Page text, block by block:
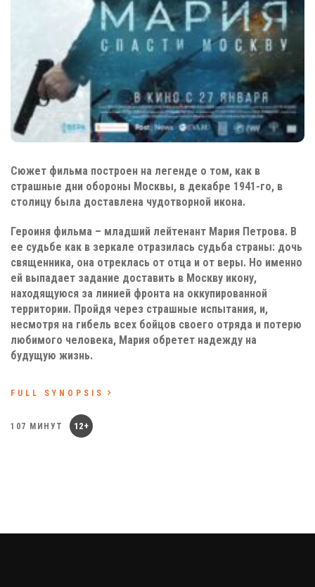
Сюжет фильма построен на легенде о том, как в
страшные дни обороны Москвы, в декабре 1941-го, в
столицу была доставлена чудотворной икона.
Героиня фильма – младший лейтенант Мария Петрова. В
ее судьбе как в зеркале отразилась судьба страны: дочь
священника, она отреклась от отца и от веры. Но именно
ей выпадает задание доставить в Москву икону,
находящуюся за линией фронта на оккупированной
территории. Пройдя через страшные испытания, и,
несмотря на гибель всех бойцов своего отряда и потерю
любимого человека, Мария обретет надежду на
будущую жизнь.
FULL SYNOPSIS
107 МИНУТ 12+